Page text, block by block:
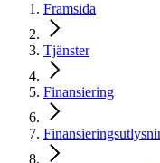
Framsida
Tjänster
Finansiering